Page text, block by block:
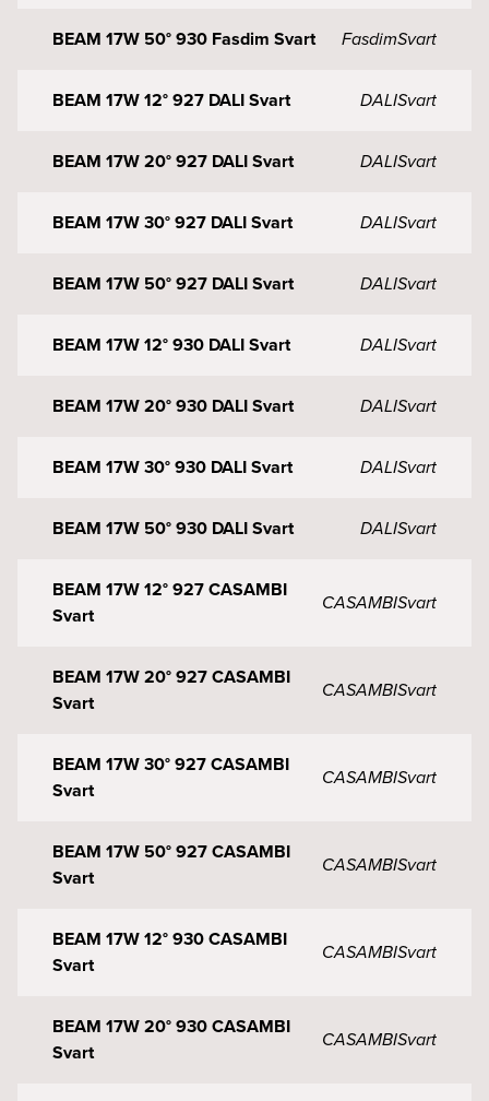
BEAM 17W 50° 930 Fasdim Svart FasdimSvart
BEAM 17W 12° 927 DALI Svart DALISvart
BEAM 17W 20° 927 DALI Svart DALISvart
BEAM 17W 30° 927 DALI Svart DALISvart
BEAM 17W 50° 927 DALI Svart DALISvart
BEAM 17W 12° 930 DALI Svart DALISvart
BEAM 17W 20° 930 DALI Svart DALISvart
BEAM 17W 30° 930 DALI Svart DALISvart
BEAM 17W 50° 930 DALI Svart DALISvart
BEAM 17W 12° 927 CASAMBI
Svart
CASAMBISvart
BEAM 17W 20° 927 CASAMBI
Svart
CASAMBISvart
BEAM 17W 30° 927 CASAMBI
Svart
CASAMBISvart
BEAM 17W 50° 927 CASAMBI
Svart
CASAMBISvart
BEAM 17W 12° 930 CASAMBI
Svart
CASAMBISvart
BEAM 17W 20° 930 CASAMBI
Svart
CASAMBISvart